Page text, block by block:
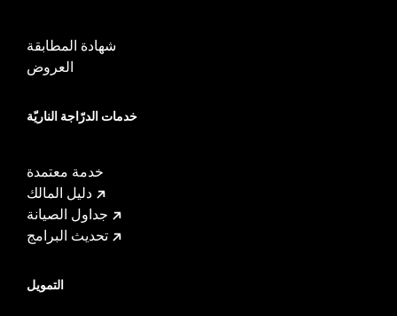
شهادة المطابقة
العروض
خدمات الدرّاجة الناريّة
خدمة معتمدة
دليل المالك
جداول الصيانة
تحديث البرامج
التمويل